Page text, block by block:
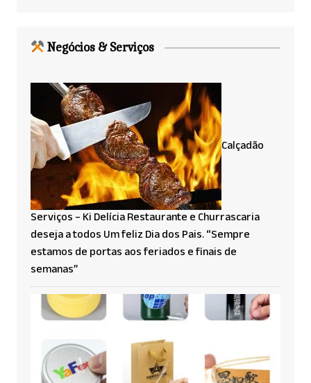
Negócios & Serviços
Calçadão
Serviços – Ki Delícia Restaurante e Churrascaria
deseja a todos Um feliz Dia dos Pais. “Sempre
estamos de portas aos feriados e finais de
semanas”